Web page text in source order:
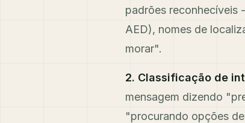
padrões reconhecíveis
AED), nomes de
morar".
2. Classificação de
mensagem dizendo
"procurando opções